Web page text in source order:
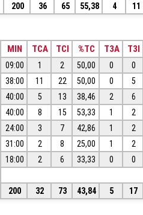
200 36 65 55,38 4 11
MIN TCA TCI %TC T3A T3I
09:00 1 2 50,00 0
0
38:00 11 22 50,00 0
5
40:00 5 13 38,46 2
6
40:00 8 15 53,33 1
2
24:00 3 7 42,86 1
2
31:00 2 8 25,00 1
2
18:00 2 6 33,33 0
0
200 32 73 43,84 5 17